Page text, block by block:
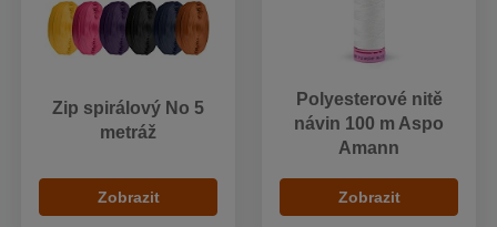
Zip spirálový No 5
metráž
Zobrazit
Polyesterové nitě
návin 100 m Aspo
Amann
Zobrazit